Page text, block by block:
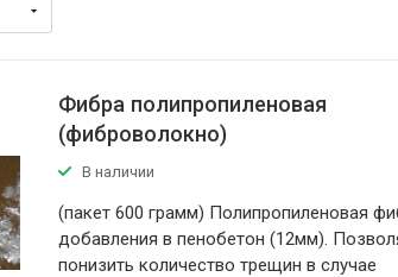
Фибра полипропиленовая
(фиброволокно)
В наличии
(пакет 600 грамм) Полипропиленовая
добавления в пенобетон (12мм).
понизить количество трещин в случае